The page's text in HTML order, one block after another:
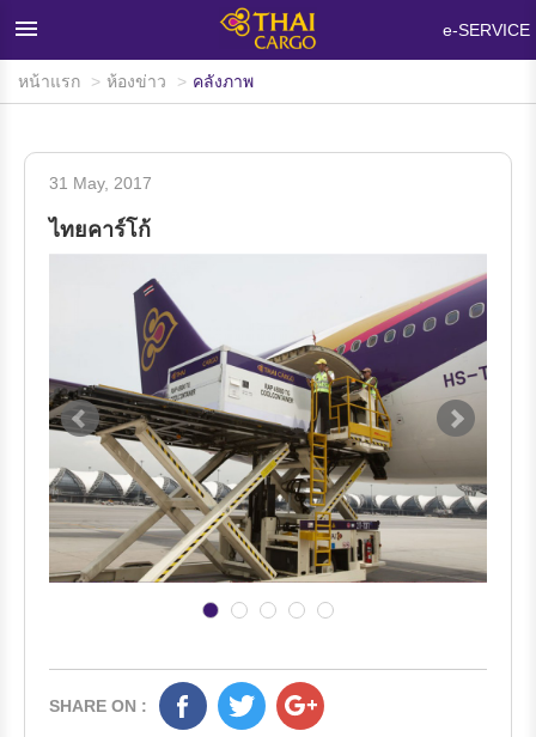
×
หน้าแรก
เครือข่ายและอุปกรณ์บรรทุกสินค้า
ข้อมูลสนับสนุน
เกี่ยวกับไทยคาร์โก้
สนใจใช้บริการ
e-SERVICE
หน้าแรก ห้องข่าว คลังภาพ
31 May, 2017
ไทยคาร์โก้
SHARE ON :